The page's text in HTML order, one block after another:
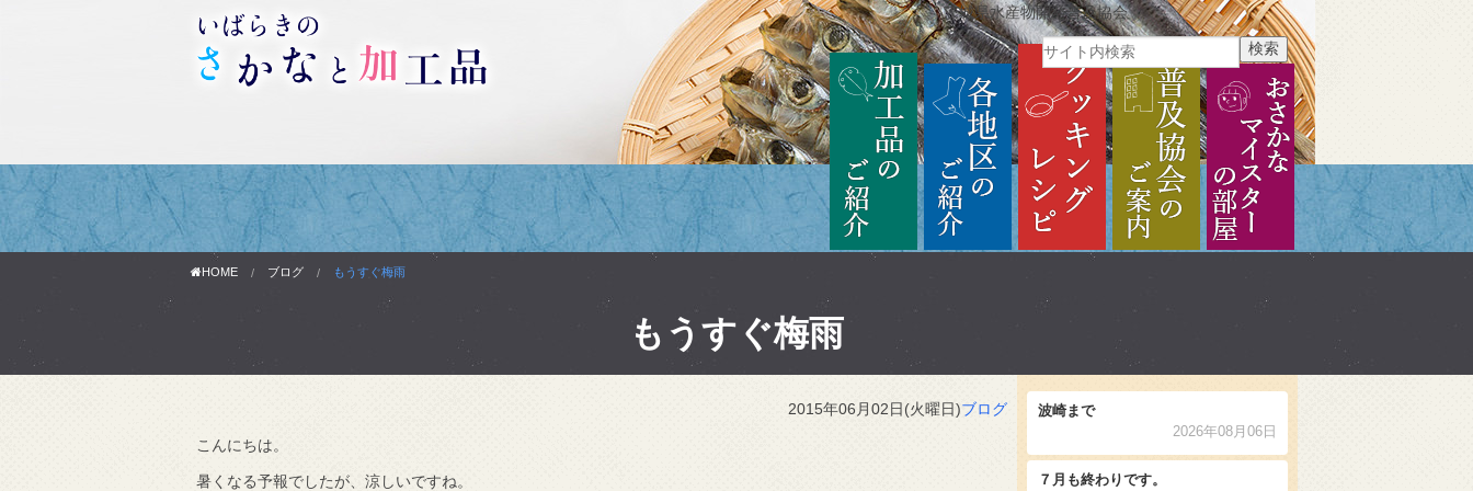
茨城県水産物開発普及協会
おさかなマイスターの部
普及協会のご案内
クッキングレシピ
各地区のご紹介
加工品のご紹介
HOME ブログ もうすぐ梅雨
もうすぐ梅雨
2015年06月02日(火曜日)ブログ
こんにちは。
暑くなる予報でしたが、涼しいですね。
波崎まで
2026年08月06日
７月も終わりです。